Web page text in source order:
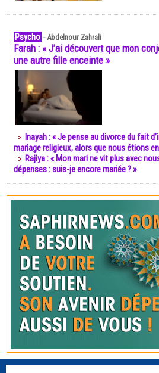
Psycho -Abdelnour Zahrali
Farah : « J’ai découvert que mon
une autre fille enceinte »
Inayah : « Je pense au divorce du fait
mariage religieux, alors que nous étions
Rajiya : « Mon mari ne vit plus avec
dépenses : suis-je encore mariée ? »